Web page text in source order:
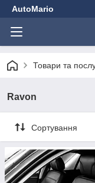
AutoMario
Товари та
Ravon
Сортування